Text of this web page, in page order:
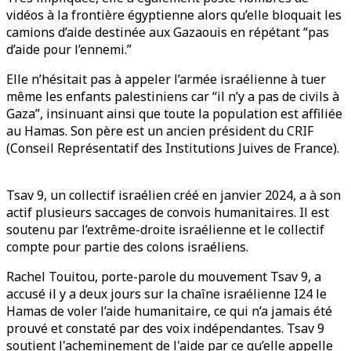
vidéos à la frontière égyptienne alors qu’elle bloquait les
camions d’aide destinée aux Gazaouis en répétant “pas
d’aide pour l’ennemi.”
Elle n’hésitait pas à appeler l’armée israélienne à tuer
même les enfants palestiniens car “il n’y a pas de civils à
Gaza”, insinuant ainsi que toute la population est affiliée
au Hamas. Son père est un ancien président du CRIF
(Conseil Représentatif des Institutions Juives de France).
Tsav 9, un collectif israélien créé en janvier 2024, a à son
actif plusieurs saccages de convois humanitaires. Il est
soutenu par l’extrême-droite israélienne et le collectif
compte pour partie des colons israéliens.
Rachel Touitou, porte-parole du mouvement Tsav 9, a
accusé il y a deux jours sur la chaîne israélienne I24 le
Hamas de voler l’aide humanitaire, ce qui n’a jamais été
prouvé et constaté par des voix indépendantes. Tsav 9
soutient l'acheminement de l'aide par ce qu’elle appelle